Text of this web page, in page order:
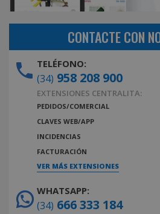
CONTACTE CON
TELÉFONO:
(34) 958 208 900
EXTENSIONES CENTRALITA:
PEDIDOS/COMERCIAL
CLAVES WEB/APP
INCIDENCIAS
FACTURACIÓN
VER MÁS EXTENSIONES
WHATSAPP:
(34) 666 333 184